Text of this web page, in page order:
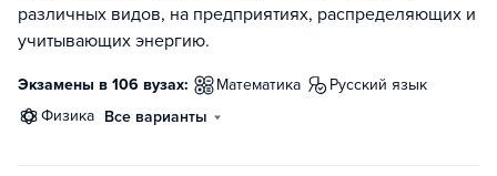
различных видов, на предприятиях, распределяющих и
учитывающих энергию.
Экзамены в 106 вузах: математика
русский язык
физика Все варианты